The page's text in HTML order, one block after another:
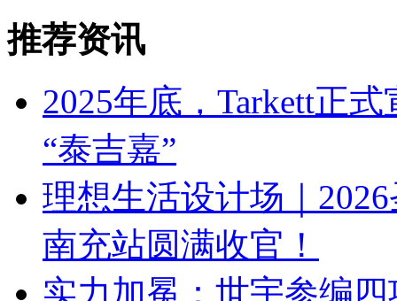
推荐资讯
2025年底，Tarkett正
“泰吉嘉”
理想生活设计场｜
南充站圆满收官！
实力加冕：世宇参编